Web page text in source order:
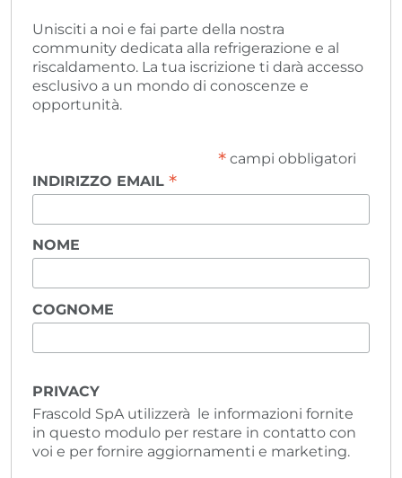
Unisciti a noi e fai parte della nostra
community dedicata alla refrigerazione e al
riscaldamento. La tua iscrizione ti darà accesso
esclusivo a un mondo di conoscenze e
opportunità.
*campi obbligatori
INDIRIZZO EMAIL *
NOME
COGNOME
PRIVACY
Frascold SpA utilizzerà le informazioni fornite
in questo modulo per restare in contatto con
voi e per fornire aggiornamenti e marketing.